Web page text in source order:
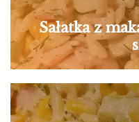
Sałatka z